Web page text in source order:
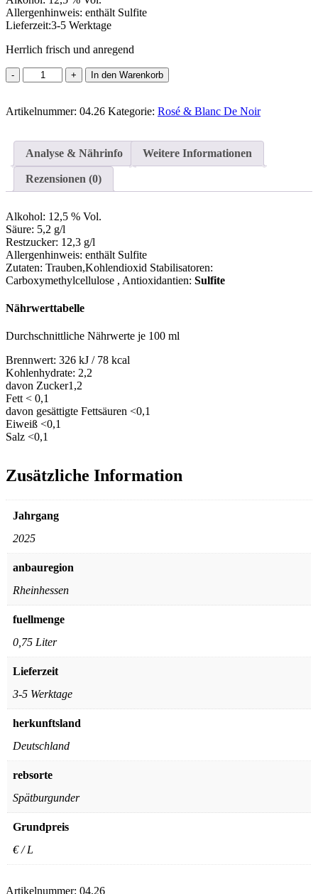
Allergenhinweis: enthält Sulfite
Lieferzeit:3-5 Werktage
Herrlich frisch und anregend
Spätburgunder
Blanc
Noir
In den Warenkorb
Artikelnummer: 04.26 Kategorie: Rosé & Blanc De Noir
Analyse & Nährinfo Weitere Informationen
Rezensionen (0)
Alkohol: 12,5 % Vol.
Säure: 5,2 g/l
Restzucker: 12,3 g/l
Allergenhinweis: enthält Sulfite
Zutaten: Trauben,Kohlendioxid Stabilisatoren:
Carboxymethylcellulose , Antioxidantien: Sulfite
Nährwerttabelle
Durchschnittliche Nährwerte je 100 ml
Brennwert: 326 kJ / 78 kcal
Kohlenhydrate: 2,2
davon Zucker1,2
Fett < 0,1
davon gesättigte Fettsäuren <0,1
Eiweiß <0,1
Salz <0,1
Zusätzliche Information
Jahrgang
2025
anbauregion
Rheinhessen
fuellmenge
0,75 Liter
Lieferzeit
3-5 Werktage
herkunftsland
Deutschland
rebsorte
Spätburgunder
Grundpreis
€ / L
Artikelnummer: 04.26